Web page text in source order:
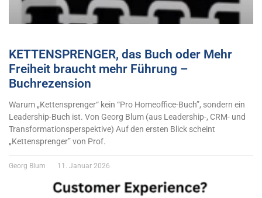
KETTENSPRENGER, das Buch oder Mehr
Freiheit braucht mehr Führung –
Buchrezension
Warum „Kettensprenger“ kein “Pro Homeoffice-Buch”, sondern ein
Leadership-Buch ist. Von Georg Blum (aus Leadership-, CRM- und
Transformationsperspektive) Auf den ersten Blick scheint
„Kettensprenger” von Prof.
Georg Blum 11. Januar 2026